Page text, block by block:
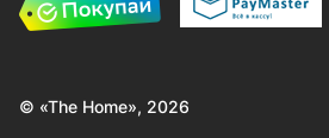
© «The Home», 2026